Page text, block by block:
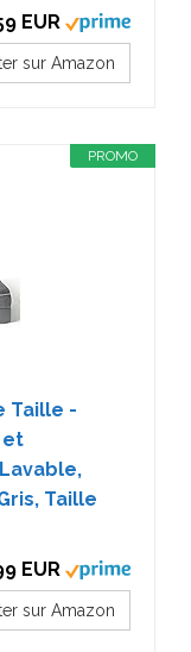
EUR
sur Amazon
PROMO
Taille -
et
Taille
EUR
sur Amazon